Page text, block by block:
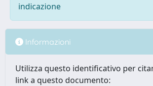
indicazione
Informazioni
Utilizza questo identificativo per
link a questo documento: